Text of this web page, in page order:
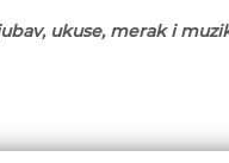
ukuse, merak i